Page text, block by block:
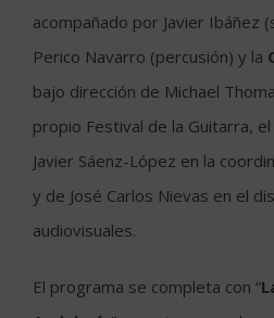
acompañado por Javier Ibáñez
Perico Navarro (percusión) y la
bajo dirección de Michael
propio Festival de la Guitarra,
Javier Sáenz-López en la
y de José Carlos Nievas en el
audiovisuales.
El programa se completa con “